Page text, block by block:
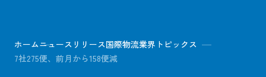
ホームニュースリリース国際物流業界トピックス
7社275便、前月から158便減